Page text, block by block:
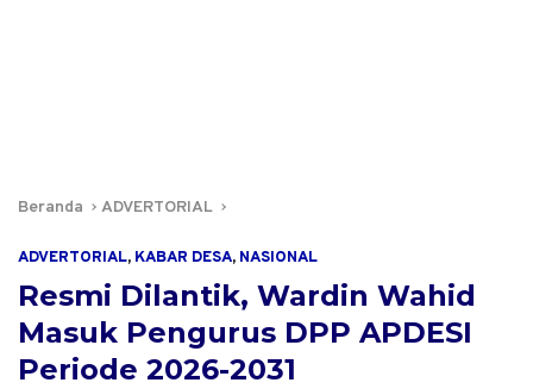
Beranda ADVERTORIAL
ADVERTORIAL, KABAR DESA, NASIONAL
Resmi Dilantik, Wardin Wahid
Masuk Pengurus DPP APDESI
Periode 2026-2031